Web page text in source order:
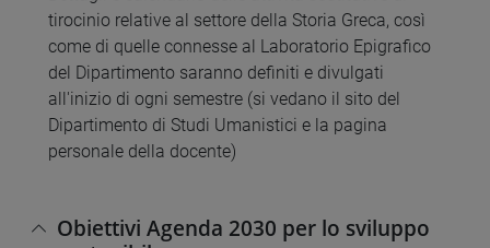
tirocinio relative al settore della Storia Greca, così
come di quelle connesse al Laboratorio Epigrafico
del Dipartimento saranno definiti e divulgati
all'inizio di ogni semestre (si vedano il sito del
Dipartimento di Studi Umanistici e la pagina
personale della docente)
Obiettivi Agenda 2030 per lo sviluppo